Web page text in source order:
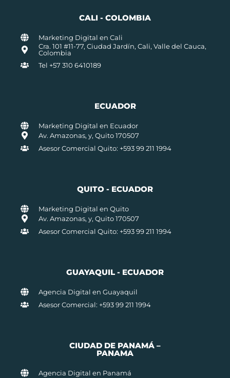
CALI - COLOMBIA
Marketing Digital en Cali
Cra. 101 #11-77, Ciudad Jardín, Cali, Valle del Cauca,
Colombia
Tel +57 310 6410189
ECUADOR
Marketing Digital en Ecuador
Av. Amazonas, y, Quito 170507
Asesor Comercial Quito: +593 99 211 1994
QUITO - ECUADOR
Marketing Digital en Quito
Av. Amazonas, y, Quito 170507
Asesor Comercial Quito: +593 99 211 1994
GUAYAQUIL - ECUADOR
Agencia Digital en Guayaquil
Asesor Comercial: +593 99 211 1994
CIUDAD DE PANAMÁ –
PANAMA
Agencia Digital en Panamá